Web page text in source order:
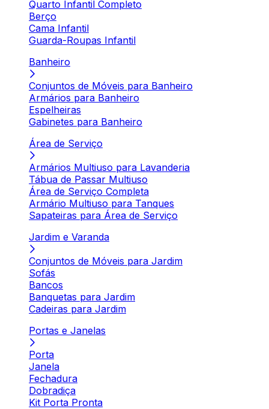
Quarto Infantil Completo
Berço
Cama Infantil
Guarda-Roupas Infantil
Banheiro
Conjuntos de Móveis para Banheiro
Armários para Banheiro
Espelheiras
Gabinetes para Banheiro
Área de Serviço
Armários Multiuso para Lavanderia
Tábua de Passar Multiuso
Área de Serviço Completa
Armário Multiuso para Tanques
Sapateiras para Área de Serviço
Jardim e Varanda
Conjuntos de Móveis para Jardim
Sofás
Bancos
Banquetas para Jardim
Cadeiras para Jardim
Portas e Janelas
Porta
Janela
Fechadura
Dobradiça
Kit Porta Pronta